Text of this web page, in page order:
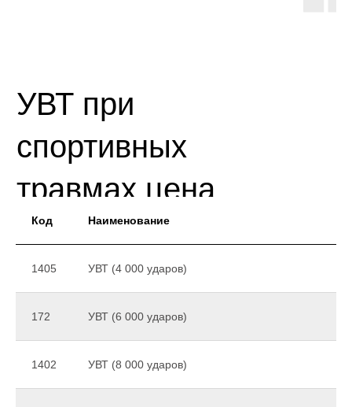
УВТ при
спортивных
травмах цена
Код Наименование
1405 УВТ (4 000 ударов)
172 УВТ (6 000 ударов)
1402 УВТ (8 000 ударов)